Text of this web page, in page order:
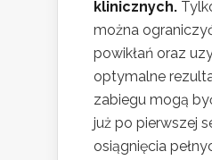
klinicznych.
można
powikłań oraz
optymalne
zabiegu mogą
już po pierwszej
osiągnięcia